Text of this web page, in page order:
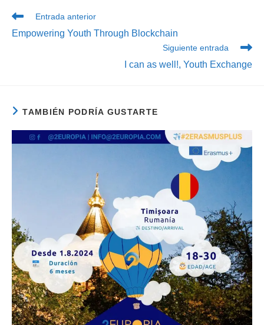
Leer
artículos
Entrada anterior
Empowering Youth Through Blockchain
Siguiente entrada
I can as well!, Youth Exchange
TAMBIÉN PODRÍA GUSTARTE